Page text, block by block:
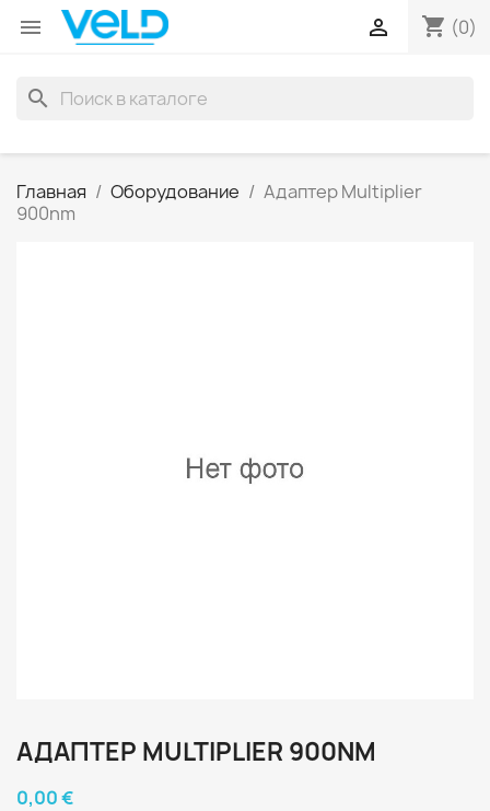
 shopping_cart (0)

search
Главная Оборудование
Адаптер Multiplier
900nm
АДАПТЕР MULTIPLIER 900NM
0,00 €